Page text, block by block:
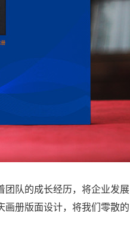
队的成长经历，将企业发展
册版面设计，将我们零散的